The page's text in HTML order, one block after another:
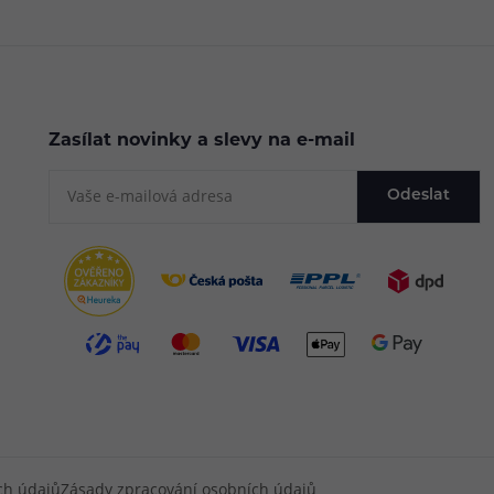
Zasílat novinky a slevy na e-mail
Odeslat
údajůZásady zpracování osobních údajů